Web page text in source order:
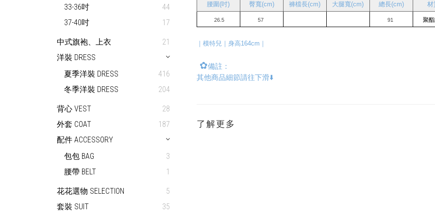
33-36吋
44
37-40吋
17
中式旗袍、上衣
21
洋裝 DRESS
夏季洋裝 DRESS
416
冬季洋裝 DRESS
204
背心 VEST
28
外套 COAT
187
配件 ACCESSORY
包包 BAG
3
腰帶 BELT
1
花花選物 SELECTION
5
套裝 SUIT
35
腰圍(吋) 臀寬(cm) 褲檔長(cm) 大腿寬(cm) 總長(cm) 材
26.5 57 91 聚
｜模特兒｜身高164cm｜
✿備註：
其他商品細節請往下滑⬇️
了解更多